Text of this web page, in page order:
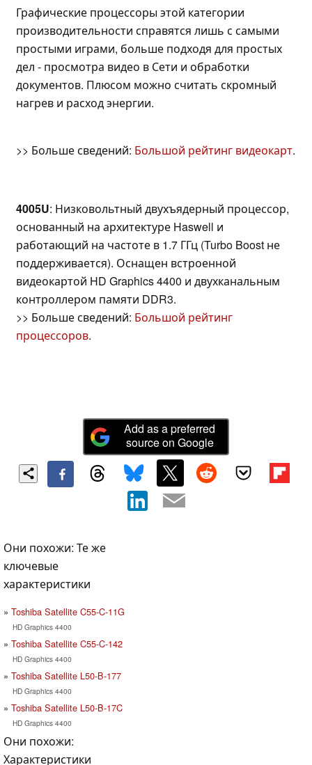
Графические процессоры этой категории
производительности справятся лишь с самыми
простыми играми, больше подходя для простых
дел - просмотра видео в Сети и обработки
документов. Плюсом можно считать скромный
нагрев и расход энергии.
>> Больше сведений: Большой рейтинг видеокарт.
4005U: Низковольтный двухъядерный процессор,
основанный на архитектуре Haswell и
работающий на частоте в 1.7 ГГц (Turbo Boost не
поддерживается). Оснащен встроенной
видеокартой HD Graphics 4400 и двухканальным
контроллером памяти DDR3.
>> Больше сведений: Большой рейтинг
процессоров.
Add as a preferred
source on Google
Они похожи: Те же
ключевые
характеристики
Toshiba Satellite C55-C-11G
HD Graphics 4400
Toshiba Satellite C55-C-142
HD Graphics 4400
Toshiba Satellite L50-B-177
HD Graphics 4400
Toshiba Satellite L50-B-17C
HD Graphics 4400
Они похожи:
Характеристики